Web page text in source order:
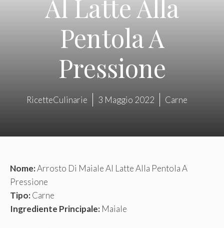
Al Latte Alla
Pentola A
Pressione
RicetteCulinarie 3 Maggio 2022 Carne
Nome:Arrosto Di Maiale Al Latte Alla Pentola A
Pressione
Tipo:Carne
Ingrediente Principale: Maiale